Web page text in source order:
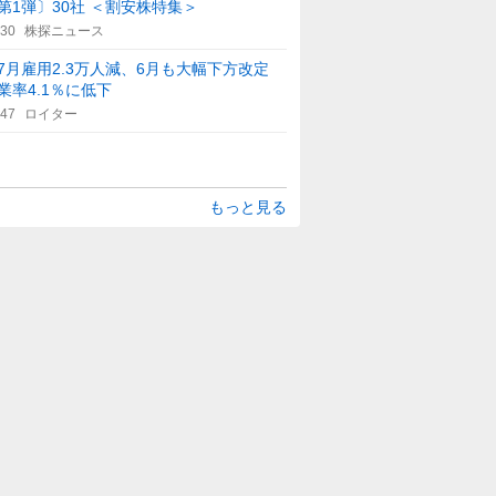
第1弾〕30社 ＜割安株特集＞
株探ニュース
月雇用2.3万人減、6月も大幅下方改定
率4.1％に低下
ロイター
もっと見る